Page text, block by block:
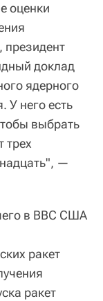
оценки
президент
доклад
ядерного
У него есть
выбрать
трех
—
в ВВС США
ракет
ракет